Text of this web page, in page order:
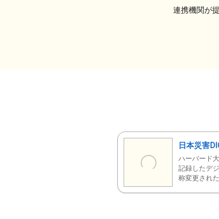
連携機関が
日本災害
ハーバード
記録したデ
称変更された